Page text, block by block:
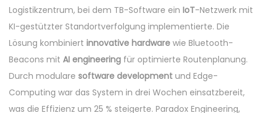
Logistikzentrum, bei dem TB-Software ein IoT-Netzwerk mit
KI-gestützter Standortverfolgung implementierte. Die
Lösung kombiniert innovative hardware wie Bluetooth-
Beacons mit AI engineering für optimierte Routenplanung.
Durch modulare software development und Edge-
Computing war das System in drei Wochen einsatzbereit,
was die Effizienz um 25 % steigerte. Paradox Engineering,